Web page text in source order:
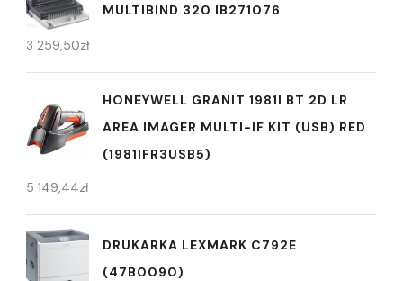
MULTIBIND 320 IB271076
3 259,50zł
HONEYWELL GRANIT 1981I BT 2D LR
AREA IMAGER MULTI-IF KIT (USB) RED
(1981IFR3USB5)
5 149,44zł
DRUKARKA LEXMARK C792E
(47B0090)